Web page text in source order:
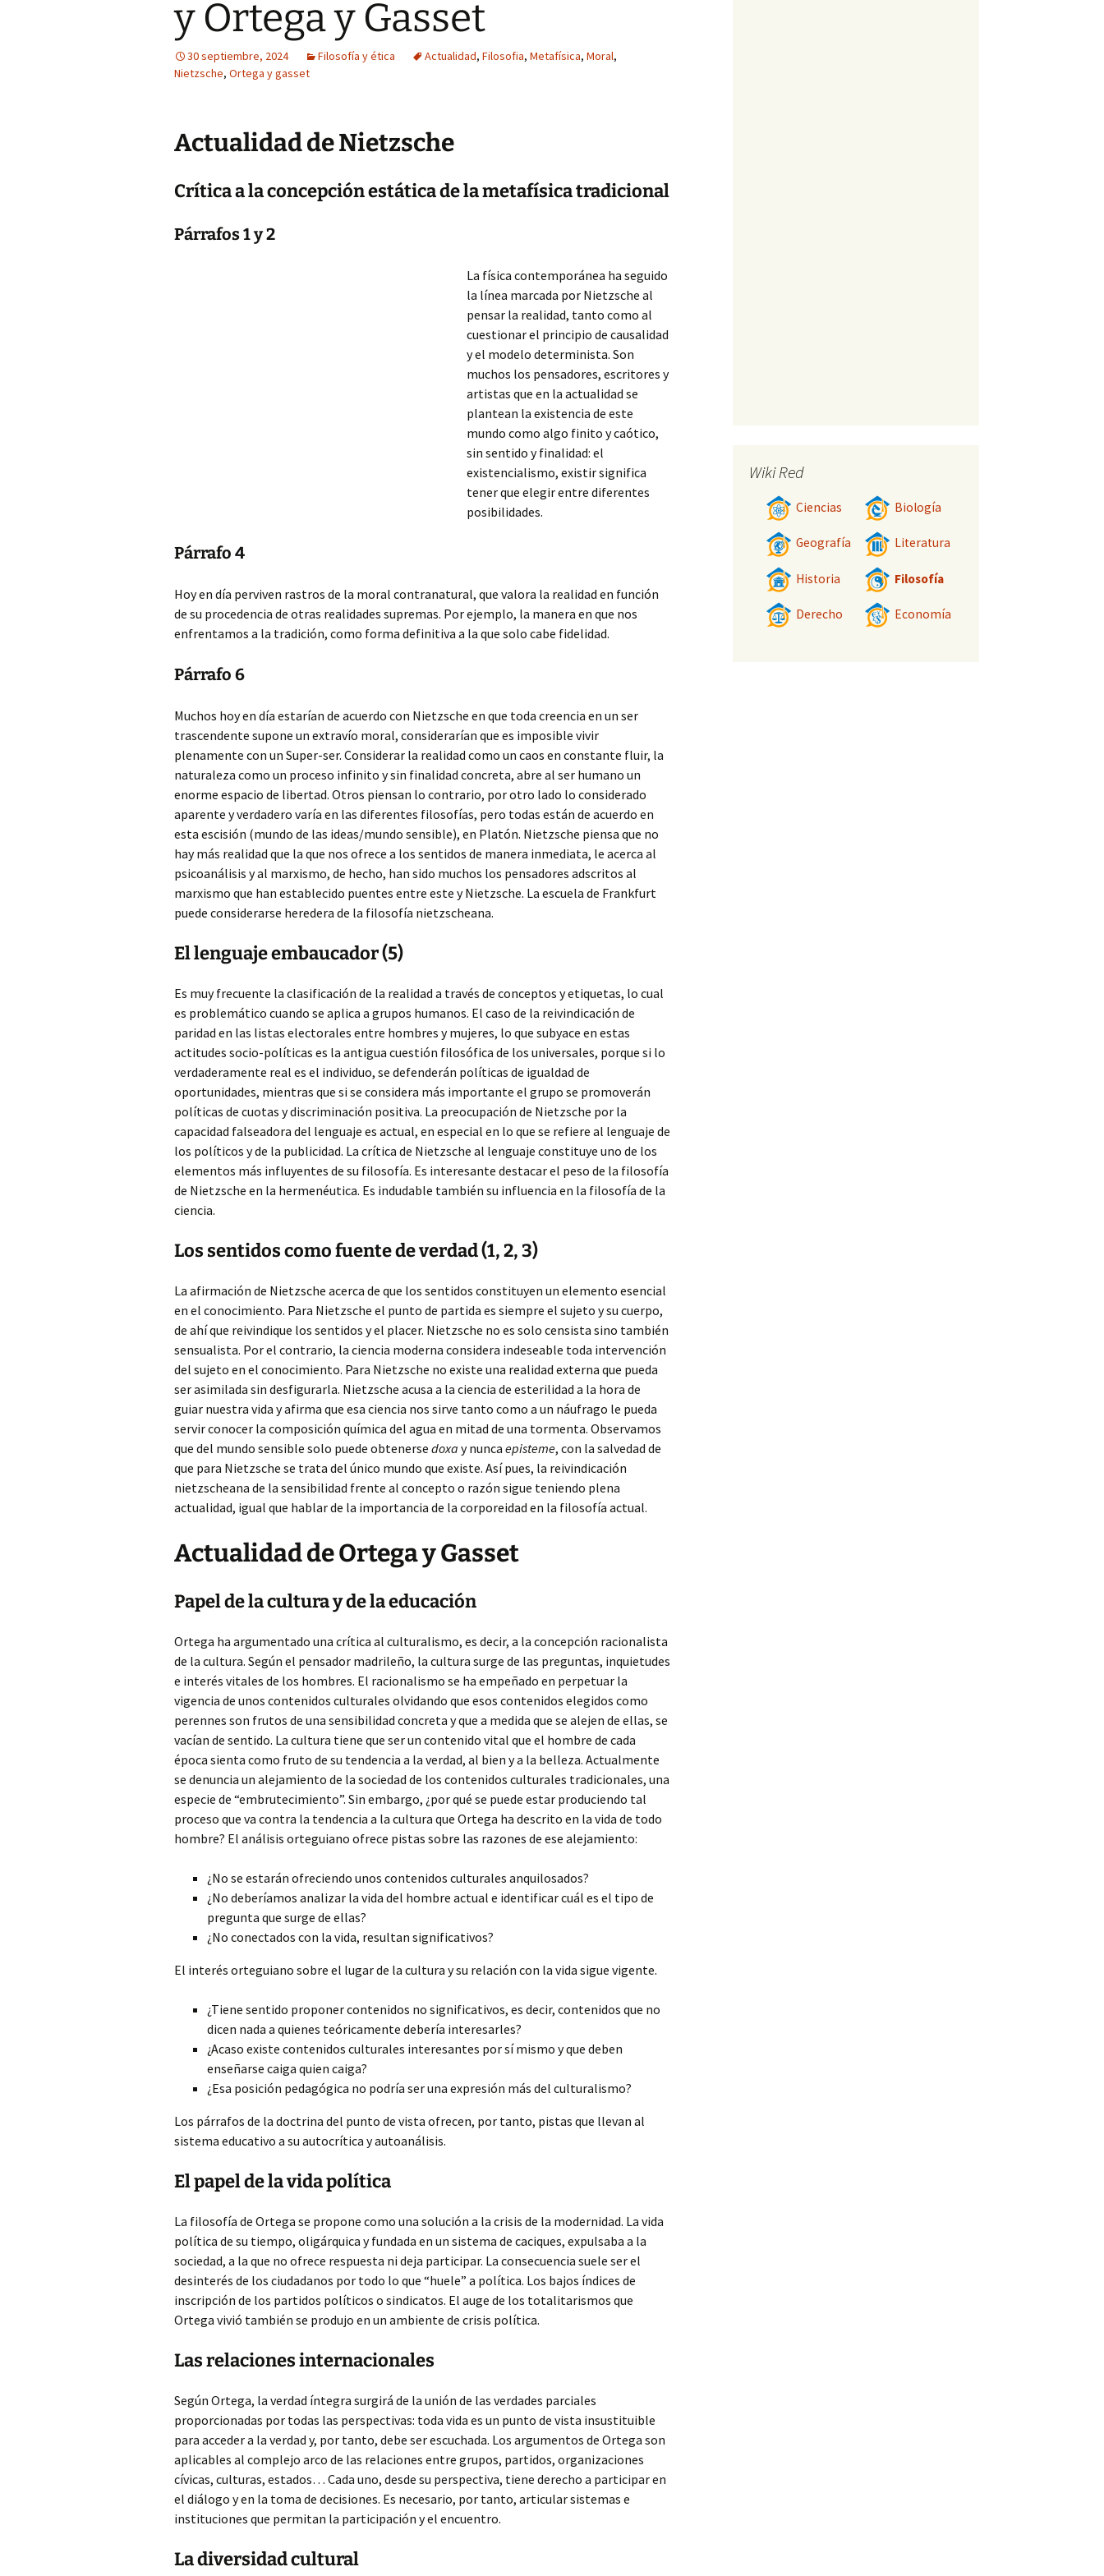
y Ortega y Gasset
30 septiembre, 2024 Filosofía y ética Actualidad, Filosofia, Metafísica, Moral,
Nietzsche, Ortega y gasset
Actualidad de Nietzsche
Crítica a la concepción estática de la metafísica tradicional
Párrafos 1 y 2
La física contemporánea ha seguido
la línea marcada por Nietzsche al
pensar la realidad, tanto como al
cuestionar el principio de causalidad
y el modelo determinista. Son
muchos los pensadores, escritores y
artistas que en la actualidad se
plantean la existencia de este
mundo como algo finito y caótico,
sin sentido y finalidad: el
existencialismo, existir significa
tener que elegir entre diferentes
posibilidades.
Párrafo 4
Hoy en día perviven rastros de la moral contranatural, que valora la realidad en función
de su procedencia de otras realidades supremas. Por ejemplo, la manera en que nos
enfrentamos a la tradición, como forma definitiva a la que solo cabe fidelidad.
Párrafo 6
Muchos hoy en día estarían de acuerdo con Nietzsche en que toda creencia en un ser
trascendente supone un extravío moral, considerarían que es imposible vivir
plenamente con un Super-ser. Considerar la realidad como un caos en constante fluir, la
naturaleza como un proceso infinito y sin finalidad concreta, abre al ser humano un
enorme espacio de libertad. Otros piensan lo contrario, por otro lado lo considerado
aparente y verdadero varía en las diferentes filosofías, pero todas están de acuerdo en
esta escisión (mundo de las ideas/mundo sensible), en Platón. Nietzsche piensa que no
hay más realidad que la que nos ofrece a los sentidos de manera inmediata, le acerca al
psicoanálisis y al marxismo, de hecho, han sido muchos los pensadores adscritos al
marxismo que han establecido puentes entre este y Nietzsche. La escuela de Frankfurt
puede considerarse heredera de la filosofía nietzscheana.
El lenguaje embaucador (5)
Es muy frecuente la clasificación de la realidad a través de conceptos y etiquetas, lo cual
es problemático cuando se aplica a grupos humanos. El caso de la reivindicación de
paridad en las listas electorales entre hombres y mujeres, lo que subyace en estas
actitudes socio-políticas es la antigua cuestión filosófica de los universales, porque si lo
verdaderamente real es el individuo, se defenderán políticas de igualdad de
oportunidades, mientras que si se considera más importante el grupo se promoverán
políticas de cuotas y discriminación positiva. La preocupación de Nietzsche por la
capacidad falseadora del lenguaje es actual, en especial en lo que se refiere al lenguaje de
los políticos y de la publicidad. La crítica de Nietzsche al lenguaje constituye uno de los
elementos más influyentes de su filosofía. Es interesante destacar el peso de la filosofía
de Nietzsche en la hermenéutica. Es indudable también su influencia en la filosofía de la
ciencia.
Los sentidos como fuente de verdad (1, 2, 3)
La afirmación de Nietzsche acerca de que los sentidos constituyen un elemento esencial
en el conocimiento. Para Nietzsche el punto de partida es siempre el sujeto y su cuerpo,
de ahí que reivindique los sentidos y el placer. Nietzsche no es solo censista sino también
sensualista. Por el contrario, la ciencia moderna considera indeseable toda intervención
del sujeto en el conocimiento. Para Nietzsche no existe una realidad externa que pueda
ser asimilada sin desfigurarla. Nietzsche acusa a la ciencia de esterilidad a la hora de
guiar nuestra vida y afirma que esa ciencia nos sirve tanto como a un náufrago le pueda
servir conocer la composición química del agua en mitad de una tormenta. Observamos
que del mundo sensible solo puede obtenerse doxa y nunca episteme, con la salvedad de
que para Nietzsche se trata del único mundo que existe. Así pues, la reivindicación
nietzscheana de la sensibilidad frente al concepto o razón sigue teniendo plena
actualidad, igual que hablar de la importancia de la corporeidad en la filosofía actual.
Actualidad de Ortega y Gasset
Papel de la cultura y de la educación
Ortega ha argumentado una crítica al culturalismo, es decir, a la concepción racionalista
de la cultura. Según el pensador madrileño, la cultura surge de las preguntas, inquietudes
e interés vitales de los hombres. El racionalismo se ha empeñado en perpetuar la
vigencia de unos contenidos culturales olvidando que esos contenidos elegidos como
perennes son frutos de una sensibilidad concreta y que a medida que se alejen de ellas, se
vacían de sentido. La cultura tiene que ser un contenido vital que el hombre de cada
época sienta como fruto de su tendencia a la verdad, al bien y a la belleza. Actualmente
se denuncia un alejamiento de la sociedad de los contenidos culturales tradicionales, una
especie de “embrutecimiento”. Sin embargo, ¿por qué se puede estar produciendo tal
proceso que va contra la tendencia a la cultura que Ortega ha descrito en la vida de todo
hombre? El análisis orteguiano ofrece pistas sobre las razones de ese alejamiento:
¿No se estarán ofreciendo unos contenidos culturales anquilosados?
¿No deberíamos analizar la vida del hombre actual e identificar cuál es el tipo de
pregunta que surge de ellas?
¿No conectados con la vida, resultan significativos?
El interés orteguiano sobre el lugar de la cultura y su relación con la vida sigue vigente.
¿Tiene sentido proponer contenidos no significativos, es decir, contenidos que no
dicen nada a quienes teóricamente debería interesarles?
¿Acaso existe contenidos culturales interesantes por sí mismo y que deben
enseñarse caiga quien caiga?
¿Esa posición pedagógica no podría ser una expresión más del culturalismo?
Los párrafos de la doctrina del punto de vista ofrecen, por tanto, pistas que llevan al
sistema educativo a su autocrítica y autoanálisis.
El papel de la vida política
La filosofía de Ortega se propone como una solución a la crisis de la modernidad. La vida
política de su tiempo, oligárquica y fundada en un sistema de caciques, expulsaba a la
sociedad, a la que no ofrece respuesta ni deja participar. La consecuencia suele ser el
desinterés de los ciudadanos por todo lo que “huele” a política. Los bajos índices de
inscripción de los partidos políticos o sindicatos. El auge de los totalitarismos que
Ortega vivió también se produjo en un ambiente de crisis política.
Las relaciones internacionales
Según Ortega, la verdad íntegra surgirá de la unión de las verdades parciales
proporcionadas por todas las perspectivas: toda vida es un punto de vista insustituible
para acceder a la verdad y, por tanto, debe ser escuchada. Los argumentos de Ortega son
aplicables al complejo arco de las relaciones entre grupos, partidos, organizaciones
cívicas, culturas, estados… Cada uno, desde su perspectiva, tiene derecho a participar en
el diálogo y en la toma de decisiones. Es necesario, por tanto, articular sistemas e
instituciones que permitan la participación y el encuentro.
La diversidad cultural
Wiki Red
Ciencias Biología
Geografía Literatura
Historia Filosofía
Derecho Economía